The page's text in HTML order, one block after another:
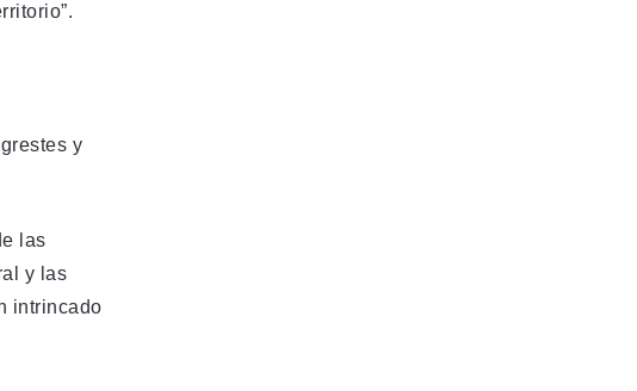
y
las
y las
intrincado